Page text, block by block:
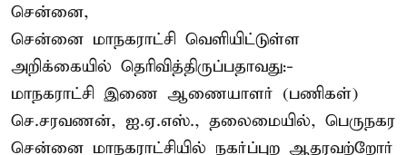
சென்னை,
சென்னை மாநகராட்சி வெளியிட்டுள்ள
அறிக்கையில் தெரிவித்திருப்பதாவது:-
மாநகராட்சி இணை ஆணையாளர் (பணிகள்)
செ.சரவணன், ஐ.ஏ.எஸ்., தலைமையில், பெருநகர
சென்னை மாநகராட்சியில் நகர்ப்புற ஆதரவற்றோர்